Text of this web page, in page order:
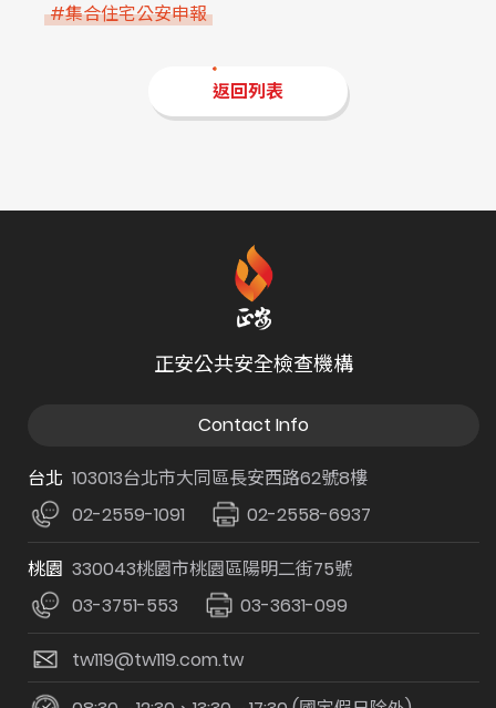
#集合住宅公安申報
返回列表
正安公共安全檢查機構
Contact Info
台北 103013台北市大同區長安西路62號8樓
02-2559-1091
02-2558-6937
桃園 330043桃園市桃園區陽明二街75號
03-3751-553
03-3631-099
tw119@tw119.com.tw